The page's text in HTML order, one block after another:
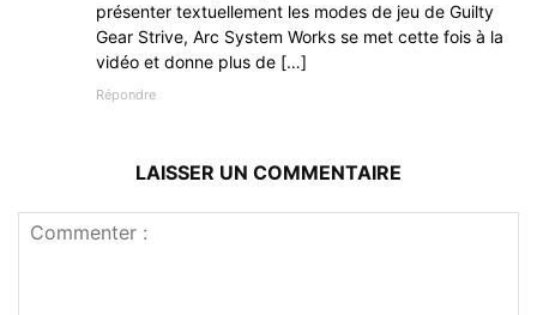
présenter textuellement les modes de jeu de Guilty
Gear Strive, Arc System Works se met cette fois à la
vidéo et donne plus de […]
Répondre
LAISSER UN COMMENTAIRE